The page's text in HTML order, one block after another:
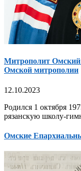
Митрополит
Омской митрополии
12.10.2023
Родился 1 октября
рязанскую школу-
Омские